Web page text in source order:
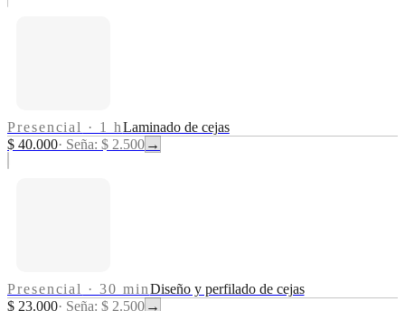
Presencial · 1 hLaminado de cejas
$ 40.000· Seña: $ 2.500 →
Presencial · 30 minDiseño y perfilado de cejas
$ 23.000· Seña: $ 2.500 →